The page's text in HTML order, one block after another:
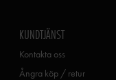
KUNDTJÄNST
Kontakta oss
Ångra köp / retur